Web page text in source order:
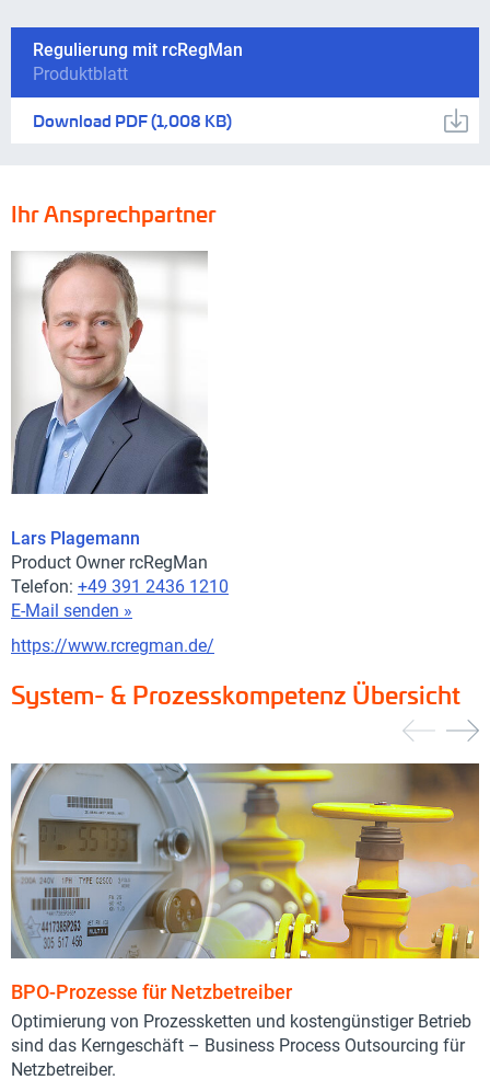
Regulierung mit rcRegMan
Produktblatt
Download PDF(1,008 KB)
Ihr Ansprechpartner
Lars Plagemann
Product Owner rcRegMan
Telefon: +49 391 2436 1210
E-Mail senden »
https://www.rcregman.de/
System- & Prozesskompetenz Übersicht
BPO-Prozesse für Netzbetreiber
Optimierung von Prozessketten und kostengünstiger Betrieb
sind das Kerngeschäft – Business Process Outsourcing für
Netzbetreiber.